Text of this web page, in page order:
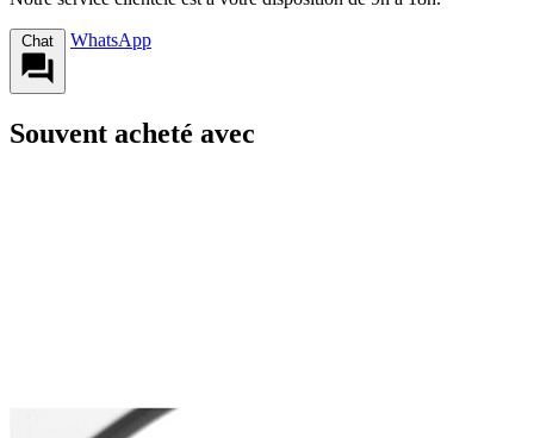
Chat WhatsApp
Souvent acheté avec